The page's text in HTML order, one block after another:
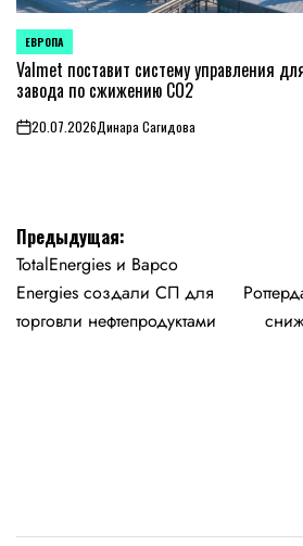
ОПУБЛИКОВАНО
В
ЕВРОПА
Valmet поставит систему управления
завода по сжижению CO2
on20.07.2026Динара Сагидова
Навигация
по
записям
Предыдущая:
TotalEnergies и Bapco
Energies создали СП для
торговли нефтепродуктами